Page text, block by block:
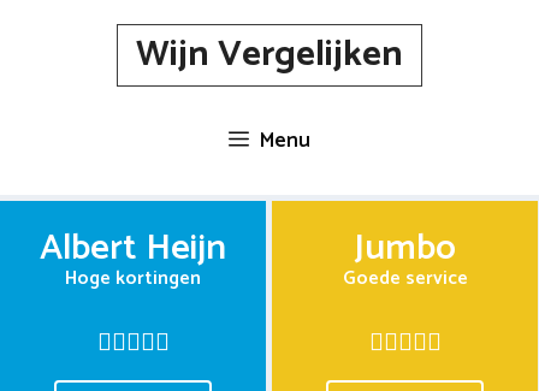
Wijn Vergelijken
Menu
Albert Heijn
Hoge kortingen
Jumbo
Goede service